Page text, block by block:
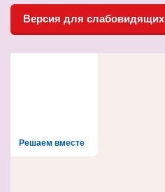
записям
Версия для слабовидящих
Решаем вместе